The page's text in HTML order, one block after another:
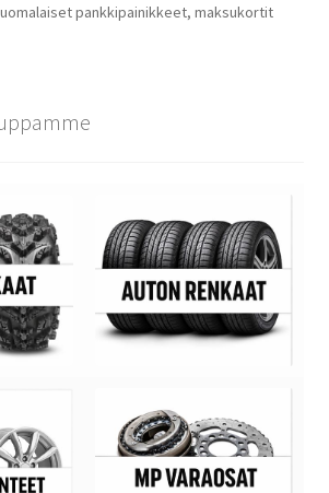
pankkipainikkeet, maksukortit